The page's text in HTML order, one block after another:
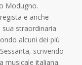
Modugno.
e anche
straordinaria
alcuni dei più
scrivendo
musicale italiana.